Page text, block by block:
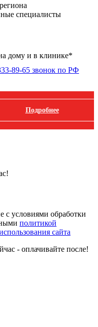
специалисты
дому и в клинике*
89-65 звонок по РФ
Подробнее
с условиями обработки
политикой
сайта
- оплачивайте после!